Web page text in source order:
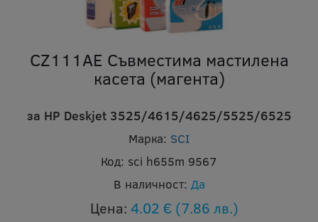
CZ111AE Съвместима мастилена
касета (магента)
за HP Deskjet 3525/4615/4625/5525/6525
Марка: SCI
Код: sci h655m 9567
В наличност: Да
Цена: 4.02 € (7.86 лв.)